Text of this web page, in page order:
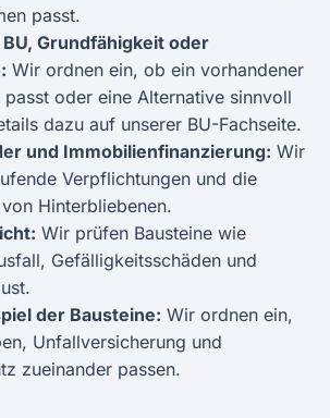
passt.
Grundfähigkeit oder
Wir ordnen ein, ob ein vorhandener
oder eine Alternative sinnvoll
dazu auf unserer BU-Fachseite.
und Immobilienfinanzierung: Wir
Verpflichtungen und die
Hinterbliebenen.
Wir prüfen Bausteine wie
Gefälligkeitsschäden und
der Bausteine: Wir ordnen ein,
Unfallversicherung und
zueinander passen.